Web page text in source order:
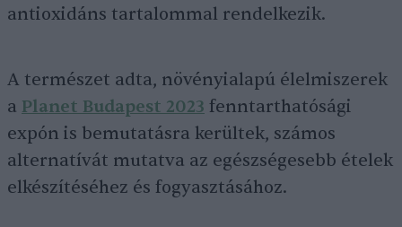
antioxidáns tartalommal rendelkezik.
A természet adta, növényialapú élelmiszerek
a Planet Budapest 2023 fenntarthatósági
expón is bemutatásra kerültek, számos
alternatívát mutatva az egészségesebb ételek
elkészítéséhez és fogyasztásához.